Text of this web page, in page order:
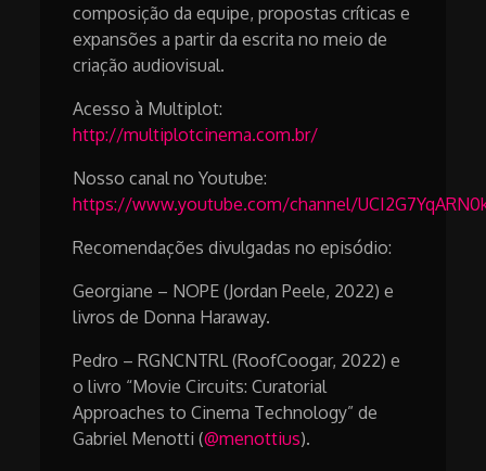
composição da equipe, propostas críticas e
expansões a partir da escrita no meio de
criação audiovisual.
Acesso à Multiplot:
http://multiplotcinema.com.br/
Nosso canal no Youtube:
https://www.youtube.com/channel/
Recomendações divulgadas no episódio:
Georgiane – NOPE (Jordan Peele, 2022) e
livros de Donna Haraway.
Pedro – RGNCNTRL (RoofCoogar, 2022) e
o livro “Movie Circuits: Curatorial
Approaches to Cinema Technology” de
Gabriel Menotti (@menottius).